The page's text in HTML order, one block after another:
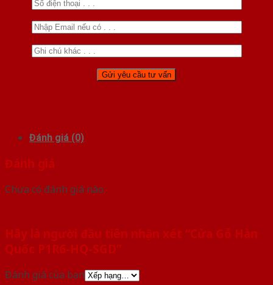
Đánh giá (0)
Đánh giá
Chưa có đánh giá nào.
Hãy là người đầu tiên nhận xét “Cửa Gỗ Hàn
Quốc P1R6-HQ-SGD”
Đánh giá của bạn